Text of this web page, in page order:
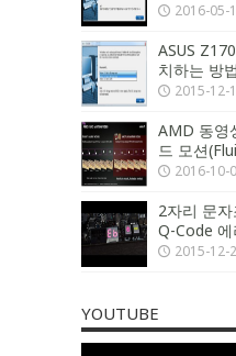
2016-05-
ASUS
치하는 방법
2015-12-
AMD 동영
드 모션
2016-10-
2자리 문
Q-Code
2015-12-
YOUTUBE